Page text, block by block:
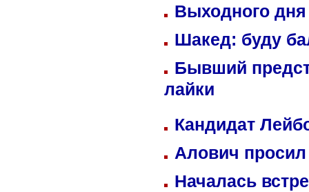
Выходного
Шакед: буду
Бывший
лайки
Кандидат
Алович просил
Началась